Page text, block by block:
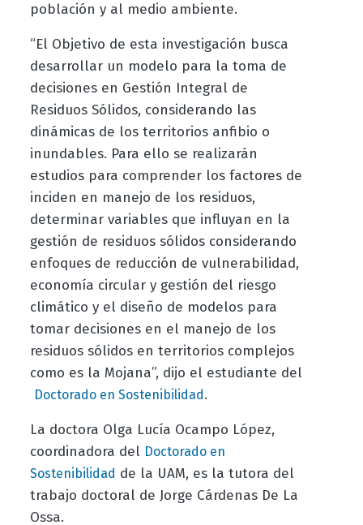
población y al medio ambiente.
“El Objetivo de esta investigación busca
desarrollar un modelo para la toma de
decisiones en Gestión Integral de
Residuos Sólidos, considerando las
dinámicas de los territorios anfibio o
inundables. Para ello se realizarán
estudios para comprender los factores de
inciden en manejo de los residuos,
determinar variables que influyan en la
gestión de residuos sólidos considerando
enfoques de reducción de vulnerabilidad,
economía circular y gestión del riesgo
climático y el diseño de modelos para
tomar decisiones en el manejo de los
residuos sólidos en territorios complejos
como es la Mojana”, dijo el estudiante del
Doctorado en Sostenibilidad.
La doctora Olga Lucía Ocampo López,
coordinadora del Doctorado en
Sostenibilidad de la UAM, es la tutora del
trabajo doctoral de Jorge Cárdenas De La
Ossa.